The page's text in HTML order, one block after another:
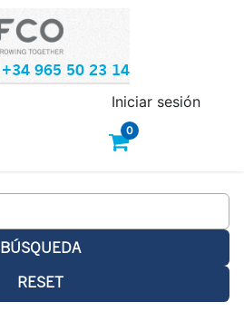
+34 965 50 23 14
0
Iniciar sesión
BÚSQUEDA
RESET